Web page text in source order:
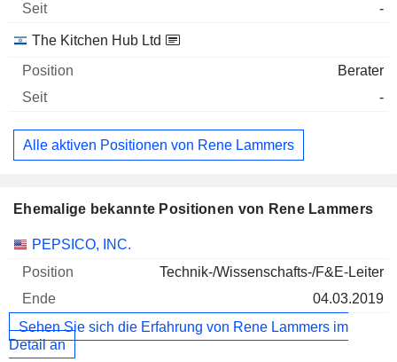
-
The Kitchen Hub Ltd
Berater
-
Alle aktiven Positionen von Rene Lammers
Ehemalige bekannte Positionen von Rene Lammers
Unternehmen Position
PEPSICO, INC.
Technik-/Wissenschafts-/F&E-Leiter
04.03.2019
Sehen Sie sich die Erfahrung von Rene Lammers im
Detail an